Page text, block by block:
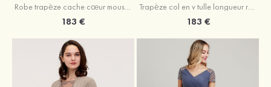
Robe trapèze cache cœur mousseline longueur mollet robe de mère de la mariée avec plissé veste
183 €
Trapèze col en v tulle longueur ras du sol robe de mère de la mariée avec perles paillettes
183 €